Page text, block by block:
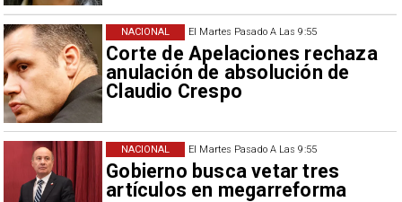
El Martes Pasado A Las 9:55
Corte de Apelaciones rechaza
anulación de absolución de
Claudio Crespo
NACIONAL
El Martes Pasado A Las 9:55
Gobierno busca vetar tres
artículos en megarreforma
NACIONAL